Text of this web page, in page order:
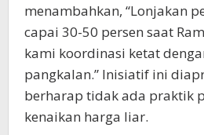
menambahkan, “Lonjakan
capai 30-50 persen saat
kami koordinasi ketat
pangkalan.” Inisiatif ini
berharap tidak ada praktik
kenaikan harga liar.